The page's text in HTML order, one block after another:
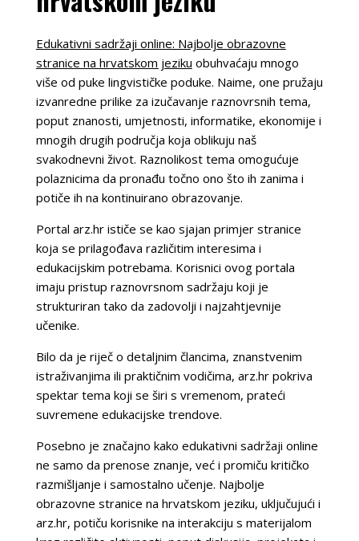
Edukativni sadržaji online: Najbolje obrazovne
stranice na hrvatskom jeziku obuhvaćaju mnogo
više od puke lingvističke poduke. Naime, one pružaju
izvanredne prilike za izučavanje raznovrsnih tema,
poput znanosti, umjetnosti, informatike, ekonomije i
mnogih drugih područja koja oblikuju naš
svakodnevni život. Raznolikost tema omogućuje
polaznicima da pronađu točno ono što ih zanima i
potiče ih na kontinuirano obrazovanje.
Portal arz.hr ističe se kao sjajan primjer stranice
koja se prilagođava različitim interesima i
edukacijskim potrebama. Korisnici ovog portala
imaju pristup raznovrsnom sadržaju koji je
strukturiran tako da zadovolji i najzahtjevnije
učenike.
Bilo da je riječ o detaljnim člancima, znanstvenim
istraživanjima ili praktičnim vodičima, arz.hr pokriva
spektar tema koji se širi s vremenom, prateći
suvremene edukacijske trendove.
Posebno je značajno kako edukativni sadržaji online
ne samo da prenose znanje, već i promiču kritičko
razmišljanje i samostalno učenje. Najbolje
obrazovne stranice na hrvatskom jeziku, uključujući i
arz.hr, potiču korisnike na interakciju s materijalom